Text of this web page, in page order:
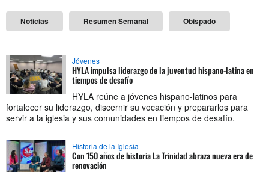
Noticias Resumen Semanal Obispado
Jóvenes
HYLA impulsa liderazgo de la juventud hispano-latina en
tiempos de desafío
HYLA reúne a jóvenes hispano-latinos para
fortalecer su liderazgo, discernir su vocación y prepararlos para
servir a la iglesia y sus comunidades en tiempos de desafío.
Historia de la Iglesia
Con 150 años de historia La Trinidad abraza nueva era de
renovación